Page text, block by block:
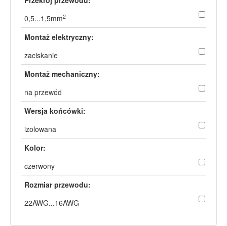
0,5...1,5mm2
Montaż elektryczny:
zaciskanie
Montaż mechaniczny:
na przewód
Wersja końcówki:
izolowana
Kolor:
czerwony
Rozmiar przewodu:
22AWG...16AWG